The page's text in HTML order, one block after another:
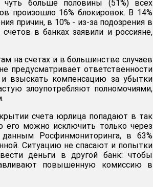
чуть больше половины (51%) всех
произошло 16% блокировок. В 14%
причин, в 10% - из-за подозрения в
в банках заявили и россияне,
на счетах и в большинстве случаев
предусматривает ответственности
взыскать компенсацию за убытки
злоупотребляют полномочиями,
счета юрлица попадают в так
можно исключить только через
данным Росфинмониторинга, в 63%
Ситуацию не спасают и попытки
деньги в другой банк: чтобы
повышенную комиссию в